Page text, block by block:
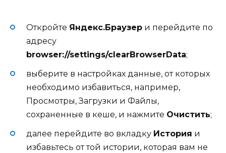
Откройте Яндекс.Браузер и перейдите по
адресу
browser://settings/clearBrowserData;
выберите в настройках данные, от которых
необходимо избавиться, например,
Просмотры, Загрузки и Файлы,
сохраненные в кеше, и нажмите Очистить;
далее перейдите во вкладку История и
избавьтесь от той истории, которая вам не